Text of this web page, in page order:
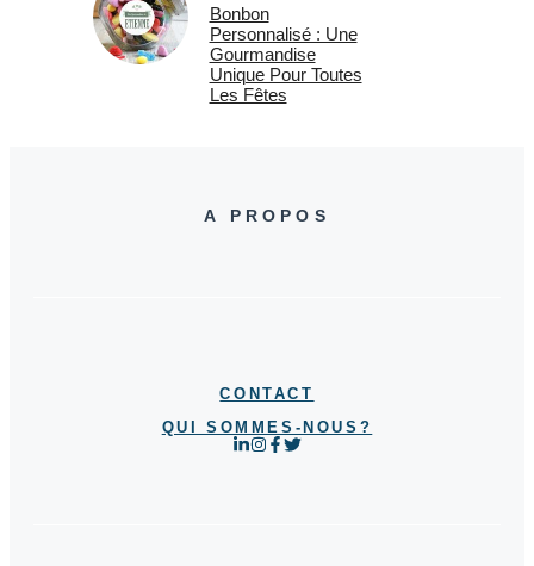
Bonbon
Personnalisé : Une
Gourmandise
Unique Pour Toutes
Les Fêtes
A PROPOS
CONTACT
QUI SOMMES-NOUS?